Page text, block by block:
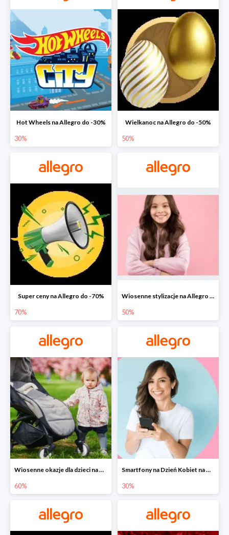
Hot Wheels na Allegro do -30%
30%
Wielkanoc na Allegro do -50%
50%
Super ceny na Allegro do -70%
70%
Wiosenne stylizacje na Allegro do -50%
50%
Wiosenne okazje dla dzieci na Allegro do -60%
60%
Smartfony na Dzień Kobiet na Allegro do -30%
30%